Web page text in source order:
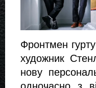
Фронтмен
художник
нову